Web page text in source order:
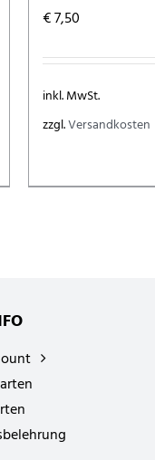
€7,50
inkl. MwSt.
zzgl.Versandkosten